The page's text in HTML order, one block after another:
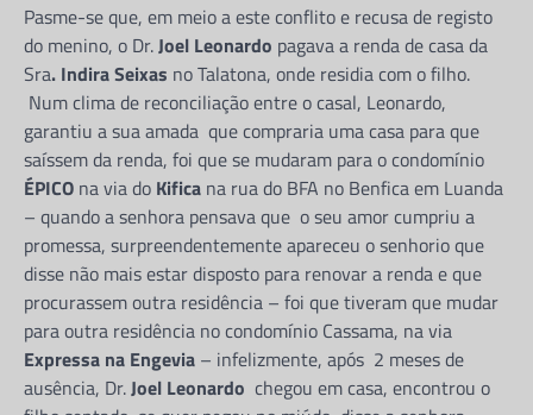
Pasme-se que, em meio a este conflito e recusa de registo
do menino, o Dr.Joel Leonardo pagava a renda de casa da
Sra. Indira Seixas no Talatona, onde residia com o filho.
Num clima de reconciliação entre o casal, Leonardo,
garantiu a sua amada que compraria uma casa para que
saíssem da renda, foi que se mudaram para o condomínio
ÉPICO na via do Kifica na rua do BFA no Benfica em Luanda
– quando a senhora pensava que o seu amor cumpriu a
promessa, surpreendentemente apareceu o senhorio que
disse não mais estar disposto para renovar a renda e que
procurassem outra residência – foi que tiveram que mudar
para outra residência no condomínio Cassama, na via
Expressa na Engevia – infelizmente, após 2 meses de
ausência, Dr.Joel Leonardo chegou em casa, encontrou o